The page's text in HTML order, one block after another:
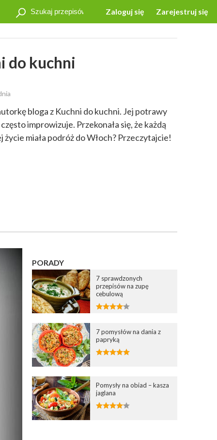
Zaloguj się Zarejestruj się
do kuchni
bloga z Kuchni do kuchni. Jej potrawy
improwizuje. Przekonała się, że każdą
miała podróż do Włoch? Przeczytajcie!
PORADY
7 sprawdzonych
przepisów na zupę
cebulową
7 pomysłów na dania z
papryką
Pomysły na obiad – kasza
jaglana